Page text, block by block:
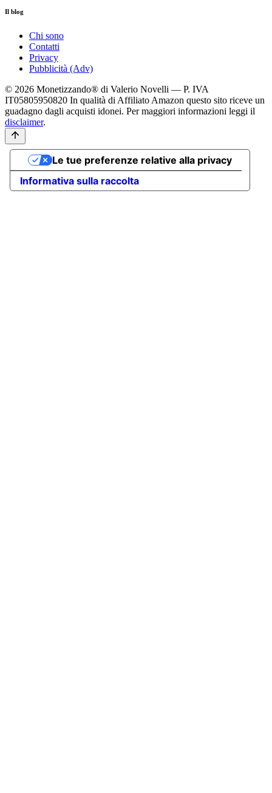
Il blog
Chi sono
Contatti
Privacy
Pubblicità (Adv)
© 2026 Monetizzando® di Valerio Novelli — P. IVA
IT05805950820 In qualità di Affiliato Amazon questo sito riceve un
guadagno dagli acquisti idonei. Per maggiori informazioni leggi il
disclaimer.
Informativa sulla raccolta
Le tue preferenze relative alla privacy